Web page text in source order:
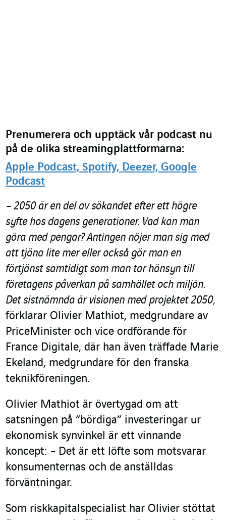
Prenumerera och upptäck vår podcast nu
på de olika streamingplattformarna:
Apple Podcast, Spotify, Deezer, Google
Podcast
– 2050 är en del av sökandet efter ett högre
syfte hos dagens generationer. Vad kan man
göra med pengar? Antingen nöjer man sig med
att tjäna lite mer eller också gör man en
förtjänst samtidigt som man tar hänsyn till
företagens påverkan på samhället och miljön.
Det sistnämnda är visionen med projektet 2050,
förklarar Olivier Mathiot, medgrundare av
PriceMinister och vice ordförande för
France Digitale, där han även träffade Marie
Ekeland, medgrundare för den franska
teknikföreningen.
Olivier Mathiot är övertygad om att
satsningen på “bördiga” investeringar ur
ekonomisk synvinkel är ett vinnande
koncept: – Det är ett löfte som motsvarar
konsumenternas och de anställdas
förväntningar.
Som riskkapitalspecialist har Olivier stöttat